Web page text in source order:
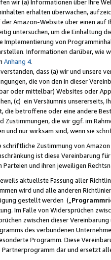
wir (a) Informationen über Ihre
erhalten überwachen,
Amazon-Website über einen
untersuchen, um die Einhaltung
von
Informationen darüber, wie
Anhang 4.
dass (a) wir und
die von den in dieser
oder mittelbar) Websites oder
(c) ein Versäumnis unsererseits,
die betroffene oder eine andere
Zustimmungen, die wir ggf. im
und nur wirksam sind, wenn sie
Zustimmung von
ist diese Vereinbarung
Parteien und ihren jeweiligen
aktuellste Fassung aller
wird und alle anderen
gestellt werden („
Im Falle von Widersprüchen
zwischen dieser
des verbundenen
Programm. Diese
Partnerprogramm dar und ersetzt